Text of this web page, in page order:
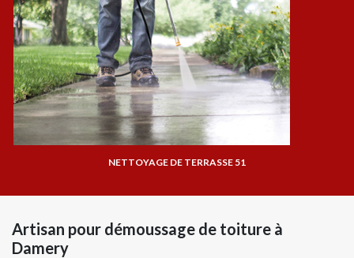
NETTOYAGE DE TERRASSE 51
Artisan pour démoussage de toiture à
Damery